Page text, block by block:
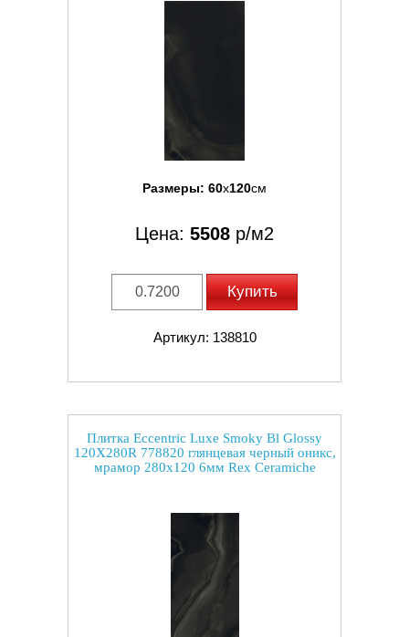
Размеры: 60x120см
Цена: 5508 р/м2
Купить
Артикул: 138810
Плитка Eccentric Luxe Smoky Bl Glossy
120X280R 778820 глянцевая черный оникс,
мрамор 280x120 6мм Rex Ceramiche